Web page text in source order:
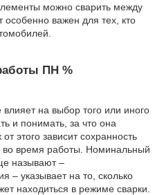
можно сварить между
особенно важен для тех, кто
ПН %
влияет на выбор того или иного
и понимать, за что она
этого зависит сохранность
во время работы. Номинальный
называют –
– указывает на то, сколько
находиться в режиме сварки.